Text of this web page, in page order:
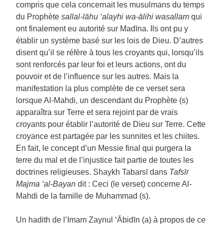
compris que cela concernait les musulmans du temps
du Prophète sallal-lāhu ‘alayhi wa-ālihi wasallam qui
ont finalement eu autorité sur Madīna. Ils ont pu y
établir un système basé sur les lois de Dieu. D’autres
disent qu’il se réfère à tous les croyants qui, lorsqu’ils
sont renforcés par leur foi et leurs actions, ont du
pouvoir et de l’influence sur les autres. Mais la
manifestation la plus complète de ce verset sera
lorsque Al-Mahdi, un descendant du Prophète (s)
apparaîtra sur Terre et sera rejoint par de vrais
croyants pour établir l’autorité de Dieu sur Terre. Cette
croyance est partagée par les sunnites et les chiites.
En fait, le concept d’un Messie final qui purgera la
terre du mal et de l’injustice fait partie de toutes les
doctrines religieuses. Shaykh Tabarsī dans Tafsīr
Majma ‘al-Bayan dit : Ceci (le verset) concerne Al-
Mahdi de la famille de Muhammad (s).
Un hadith de l’Imam Zaynul ‘Ābidīn (a) à propos de ce